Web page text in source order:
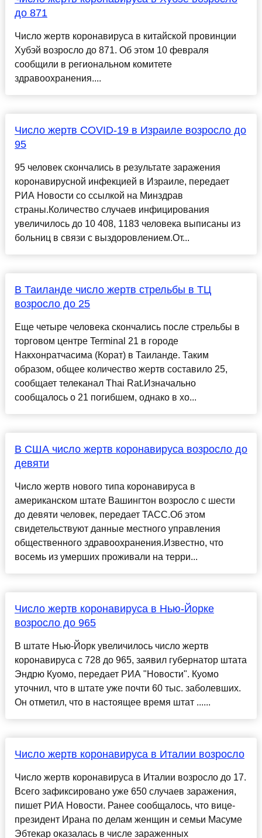
до 871
Число жертв коронавируса в китайской провинции
Хубэй возросло до 871. Об этом 10 февраля
сообщили в региональном комитете
здравоохранения....
Число жертв COVID-19 в Израиле возросло до
95
95 человек скончались в результате заражения
коронавирусной инфекцией в Израиле, передает
РИА Новости со ссылкой на Минздрав
страны.Количество случаев инфицирования
увеличилось до 10 408, 1183 человека выписаны из
больниц в связи с выздоровлением.От...
В Таиланде число жертв стрельбы в ТЦ
возросло до 25
Еще четыре человека скончались после стрельбы в
торговом центре Terminal 21 в городе
Накхонратчасима (Корат) в Таиланде. Таким
образом, общее количество жертв составило 25,
сообщает телеканал Thai Rat.Изначально
сообщалось о 21 погибшем, однако в хо...
В США число жертв коронавируса возросло до
девяти
Число жертв нового типа коронавируса в
американском штате Вашингтон возросло с шести
до девяти человек, передает ТАСС.Об этом
свидетельствуют данные местного управления
общественного здравоохранения.Известно, что
восемь из умерших проживали на терри...
Число жертв коронавируса в Нью-Йорке
возросло до 965
В штате Нью-Йорк увеличилось число жертв
коронавируса с 728 до 965, заявил губернатор штата
Эндрю Куомо, передает РИА "Новости". Куомо
уточнил, что в штате уже почти 60 тыс. заболевших.
Он отметил, что в настоящее время штат ......
Число жертв коронавируса в Италии возросло
Число жертв коронавируса в Италии возросло до 17.
Всего зафиксировано уже 650 случаев заражения,
пишет РИА Новости. Ранее сообщалось, что вице-
президент Ирана по делам женщин и семьи Масуме
Эбтекар оказалась в числе зараженных